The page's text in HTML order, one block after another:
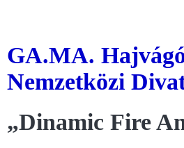
GA.MA.
Nemzetközi
„Dinamic Fire